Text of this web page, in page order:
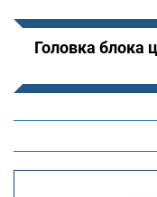
Головка блока